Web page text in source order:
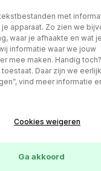
met
apparaat. Zo zien we
waar je afhaakte en wat
informatie waar we jouw
mee maken. Handig
Daar zijn we
vind meer informatie
Cookies weigeren
Ga akkoord